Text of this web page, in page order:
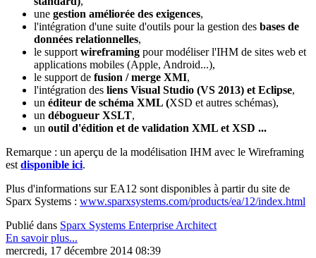
une gestion améliorée des exigences,
l'intégration d'une suite d'outils pour la gestion des bases de
données relationnelles,
le support wireframing pour modéliser l'IHM de sites web et
applications mobiles (Apple, Android...),
le support de fusion / merge XMI,
l'intégration des liens Visual Studio (VS 2013) et Eclipse,
un éditeur de schéma XML (XSD et autres schémas),
un débogueur XSLT,
un outil d'édition et de validation XML et XSD ...
Remarque : un aperçu de la modélisation IHM avec le Wireframing
est disponible ici.
Plus d'informations sur EA12 sont disponibles à partir du site de
Sparx Systems : www.sparxsystems.com/products/ea/12/index.html
Publié dans Sparx Systems Enterprise Architect
En savoir plus...
mercredi, 17 décembre 2014 08:39